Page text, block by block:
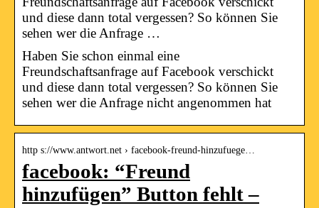
und diese dann total vergessen? So können Sie
sehen wer die Anfrage …
Haben Sie schon einmal eine
Freundschaftsanfrage auf Facebook verschickt
und diese dann total vergessen? So können Sie
sehen wer die Anfrage nicht angenommen hat
http s://www.antwort.net › facebook-freund-hinzufuege…
facebook: “Freund
hinzufügen” Button fehlt –